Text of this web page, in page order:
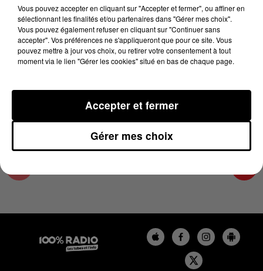
12 juin 2025 - 4 min 23 sec
LES INFOS DU COMMINGES DU 12/06/2025 À
07H30
Podcast infos du Comminges
Vous pouvez accepter en cliquant sur "Accepter et fermer", ou affiner en
sélectionnant les finalités et/ou partenaires dans "Gérer mes choix".
Vous pouvez également refuser en cliquant sur "Continuer sans
accepter". Vos préférences ne s'appliqueront que pour ce site. Vous
pouvez mettre à jour vos choix, ou retirer votre consentement à tout
moment via le lien "Gérer les cookies" situé en bas de chaque page.
Gérer mes choix
Accepter et fermer